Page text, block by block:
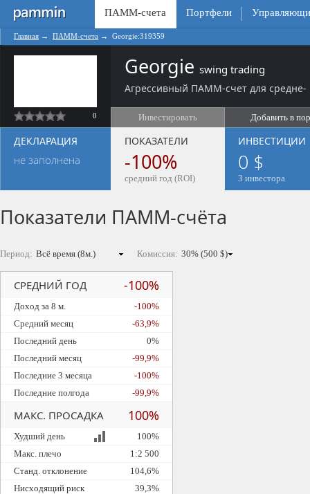
ПАММ-счета Портфели
Главная → ПАММ-счета → Georgie:319359
0
Georgie swing trading
Агрессивный ПАММ-счет для средне-
Инвестировать Добавить в
ДЕКЛАРАЦИЯ
не заполнена
ПОКАЗАТЕЛИ
-100%
средний год (ROI)
ИНВЕСТИЦИИ
0 $
3 инвестора
Показатели ПАММ-счёта
Период: Комиссия:
СРЕДНИЙ ГОД -100%
Доход за 8 м.
-100%
Средний месяц
-63,9%
Последний день
0%
Последний месяц
-99,9%
Последние 3 месяца
-100%
Последние полгода
-99,9%
МАКС. ПРОСАДКА 100%
Худший день
100%
Макс. плечо
1:2 500
Станд. отклонение
104,6%
Нисходящий риск
39,3%